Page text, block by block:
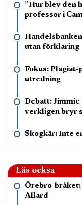
”Hur blev den
professor i
utan förklaring
Fokus:
utredning
Debatt:
verkligen bryr
Skogkär: Inte
Läs också
Örebro-bråket:
Allard